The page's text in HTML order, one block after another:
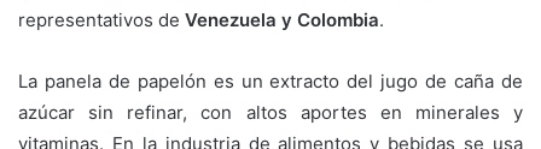
representativos de Venezuela y Colombia.
La panela de papelón es un extracto del jugo de caña de
azúcar sin refinar, con altos aportes en minerales y
vitaminas. En la industria de alimentos y bebidas se usa